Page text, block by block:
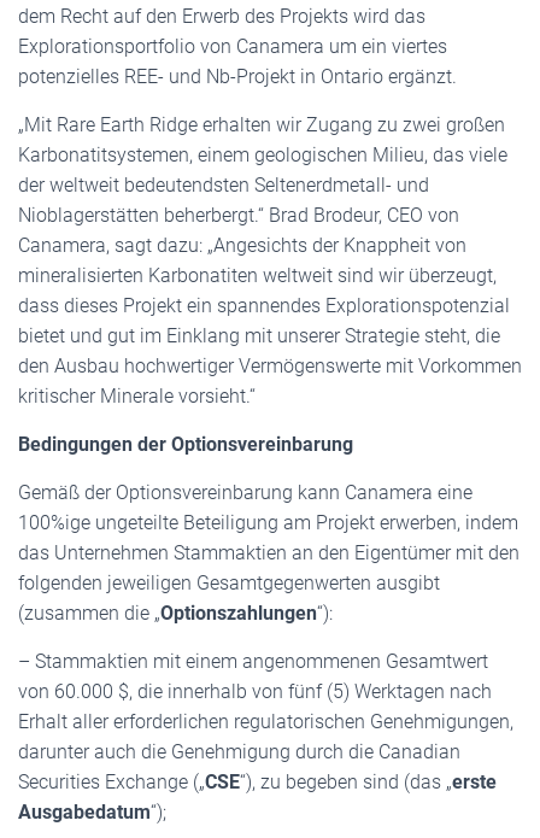
dem Recht auf den Erwerb des Projekts wird das
Explorationsportfolio von Canamera um ein viertes
potenzielles REE- und Nb-Projekt in Ontario ergänzt.
„Mit Rare Earth Ridge erhalten wir Zugang zu zwei großen
Karbonatitsystemen, einem geologischen Milieu, das viele
der weltweit bedeutendsten Seltenerdmetall- und
Nioblagerstätten beherbergt.“ Brad Brodeur, CEO von
Canamera, sagt dazu: „Angesichts der Knappheit von
mineralisierten Karbonatiten weltweit sind wir überzeugt,
dass dieses Projekt ein spannendes Explorationspotenzial
bietet und gut im Einklang mit unserer Strategie steht, die
den Ausbau hochwertiger Vermögenswerte mit Vorkommen
kritischer Minerale vorsieht.“
Bedingungen der Optionsvereinbarung
Gemäß der Optionsvereinbarung kann Canamera eine
100%ige ungeteilte Beteiligung am Projekt erwerben, indem
das Unternehmen Stammaktien an den Eigentümer mit den
folgenden jeweiligen Gesamtgegenwerten ausgibt
(zusammen die „Optionszahlungen“):
– Stammaktien mit einem angenommenen Gesamtwert
von 60.000 $, die innerhalb von fünf (5) Werktagen nach
Erhalt aller erforderlichen regulatorischen Genehmigungen,
darunter auch die Genehmigung durch die Canadian
Securities Exchange („CSE“), zu begeben sind (das „erste
Ausgabedatum“);